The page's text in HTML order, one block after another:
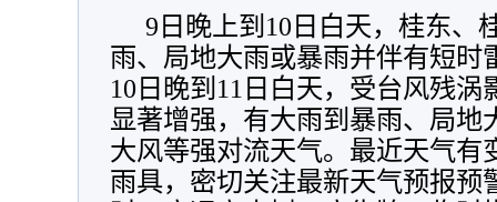
9日晚上到10日白天，桂东、
雨、局地大雨或暴雨并伴有短时
10日晚到11日白天，受台风残
显著增强，有大雨到暴雨、局地
大风等强对流天气。最近天气有
雨具，密切关注最新天气预报预